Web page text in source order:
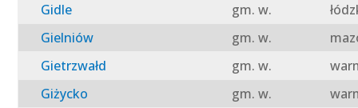
Gidle
gm. w.
Gielniów
gm. w.
Gietrzwałd
gm. w.
Giżycko
gm. w.